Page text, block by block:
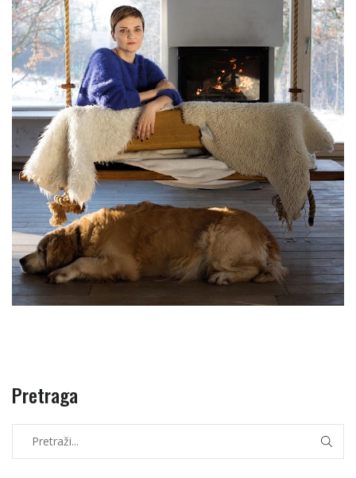
Pretraga